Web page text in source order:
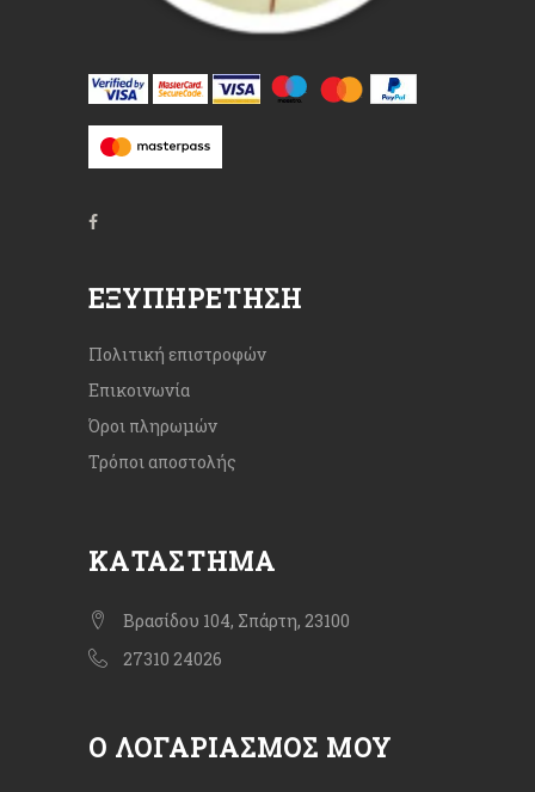
ΕΞΥΠΗΡΈΤΗΣΗ
Πολιτική επιστροφών
Επικοινωνία
Όροι πληρωμών
Τρόποι αποστολής
ΚΑΤΆΣΤΗΜΑ
Βρασίδου 104, Σπάρτη, 23100
27310 24026
Ο ΛΟΓΑΡΙΑΣΜΌΣ ΜΟΥ